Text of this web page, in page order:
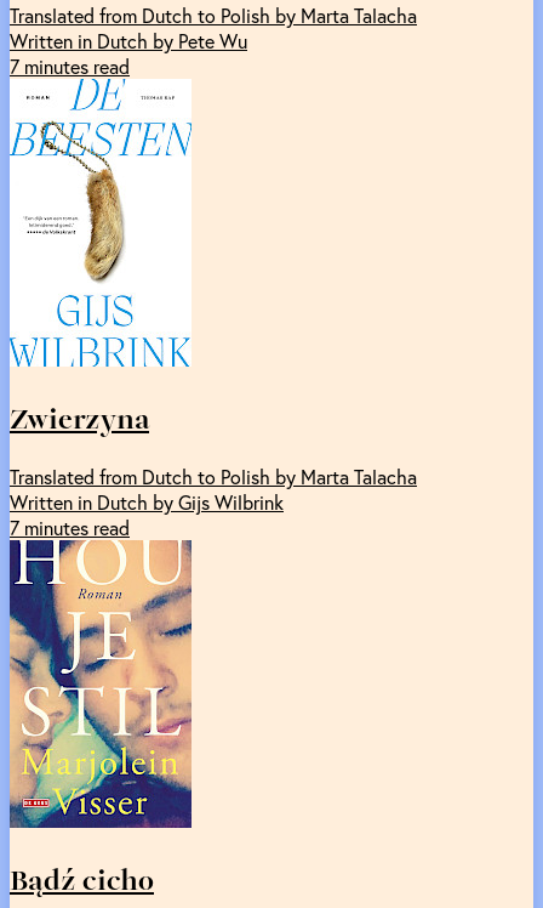
Translated from Dutch to Polish by Marta Talacha
Written in Dutch by Pete Wu
7 minutes read
Zwierzyna
Translated from Dutch to Polish by Marta Talacha
Written in Dutch by Gijs Wilbrink
7 minutes read
Bądź cicho